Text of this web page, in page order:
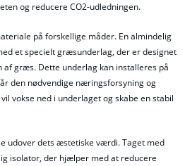
og reducere CO2-udledningen.
på forskellige måder. En almindelig
et specielt græsunderlag, der er designet
græs. Dette underlag kan installeres på
den nødvendige næringsforsyning og
vokse ned i underlaget og skabe en stabil
udover dets æstetiske værdi. Taget med
isolator, der hjælper med at reducere